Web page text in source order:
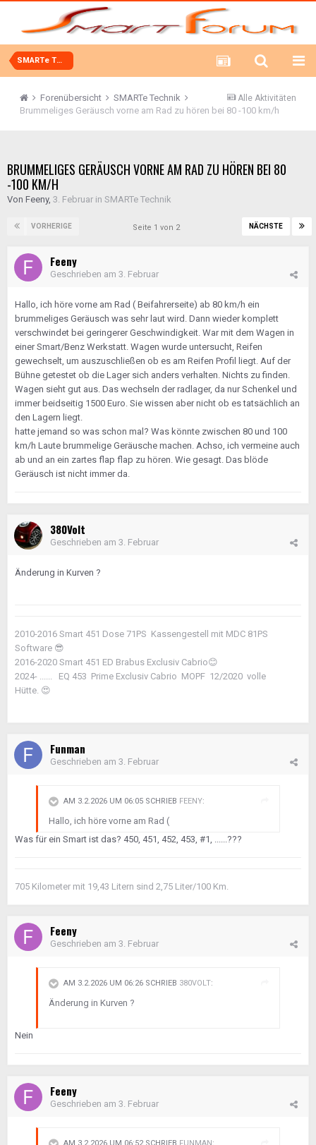
SMARTe Technik
Alle Aktivitäten
Forenübersicht
SMARTe Technik
Brummeliges Geräusch vorne am Rad zu hören bei 80 -100 km/h
BRUMMELIGES GERÄUSCH VORNE AM RAD ZU HÖREN BEI 80
-100 KM/H
Von Feeny, 3. Februar in SMARTe Technik
VORHERIGE NÄCHSTE
Seite 1 von 2
Feeny
Geschrieben am 3. Februar
Hallo, ich höre vorne am Rad ( Beifahrerseite) ab 80 km/h ein
brummeliges Geräusch was sehr laut wird. Dann wieder komplett
verschwindet bei geringerer Geschwindigkeit. War mit dem Wagen in
einer Smart/Benz Werkstatt. Wagen wurde untersucht, Reifen
gewechselt, um auszuschließen ob es am Reifen Profil liegt. Auf der
Bühne getestet ob die Lager sich anders verhalten. Nichts zu finden.
Wagen sieht gut aus. Das wechseln der radlager, da nur Schenkel und
immer beidseitig 1500 Euro. Sie wissen aber nicht ob es tatsächlich an
den Lagern liegt.
hatte jemand so was schon mal? Was könnte zwischen 80 und 100
km/h Laute brummelige Geräusche machen. Achso, ich vermeine auch
ab und an ein zartes flap flap zu hören. Wie gesagt. Das blöde
Geräusch ist nicht immer da.
380Volt
Geschrieben am 3. Februar
Änderung in Kurven ?
2010-2016 Smart 451 Dose 71PS Kassengestell mit MDC 81PS
Software 😎
2016-2020 Smart 451 ED Brabus Exclusiv Cabrio😊
2024- ...... EQ 453 Prime Exclusiv Cabrio MOPF 12/2020 volle
Hütte. 😍
Funman
Geschrieben am 3. Februar
AM 3.2.2026 UM 06:05 SCHRIEB FEENY:
Hallo, ich höre vorne am Rad (
Was für ein Smart ist das? 450, 451, 452, 453, #1, ......???
705 Kilometer mit 19,43 Litern sind 2,75 Liter/100 Km.
Feeny
Geschrieben am 3. Februar
AM 3.2.2026 UM 06:26 SCHRIEB 380VOLT:
Änderung in Kurven ?
Nein
Feeny
Geschrieben am 3. Februar